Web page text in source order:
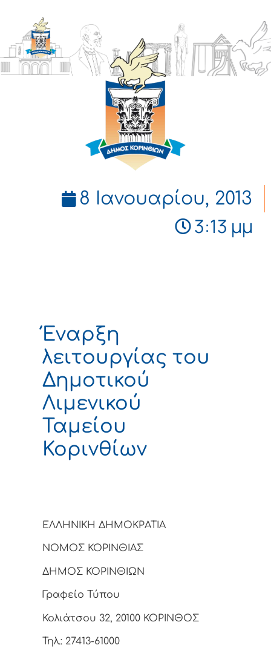
ΔΗΜΟΣ
ΚΟΡΙΝΘΙΩΝ
8 Ιανουαρίου, 2013
3:13 μμ
Έναρξη
λειτουργίας του
Δημοτικού
Λιμενικού
Ταμείου
Κορινθίων
ΕΛΛΗΝΙΚΗ ΔΗΜΟΚΡΑΤΙΑ
ΝΟΜΟΣ ΚΟΡΙΝΘΙΑΣ
ΔΗΜΟΣ ΚΟΡΙΝΘΙΩΝ
Γραφείο Τύπου
Κολιάτσου 32, 20100 ΚΟΡΙΝΘΟΣ
Τηλ.: 27413-61000